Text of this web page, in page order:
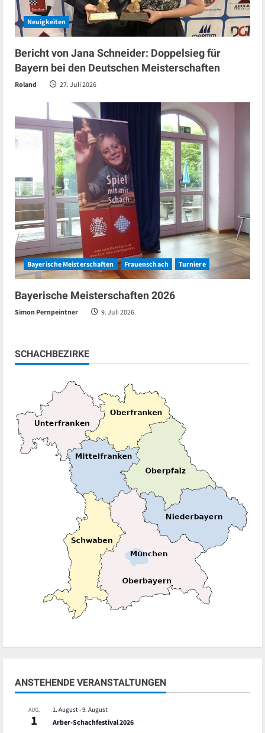
Neuigkeiten
Bericht von Jana Schneider: Doppelsieg für
Bayern bei den Deutschen Meisterschaften
Roland 27. Juli 2026
Bayerische Meisterschaften Frauenschach Turniere
Bayerische Meisterschaften 2026
Simon Pernpeintner 9. Juli 2026
SCHACHBEZIRKE
ANSTEHENDE VERANSTALTUNGEN
AUG.
1
1. August-9. August
Arber-Schachfestival 2026